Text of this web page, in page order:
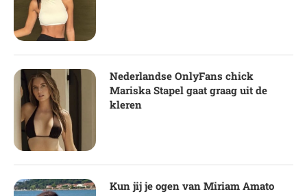
Nederlandse OnlyFans chick
Mariska Stapel gaat graag uit de
kleren
Kun jij je ogen van Miriam Amato